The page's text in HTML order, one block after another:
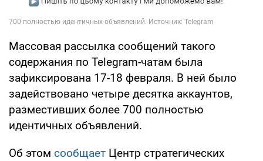
Массовая рассылка сообщений такого
содержания по Telegram-чатам была
зафиксирована 17-18 февраля. В ней было
задействовано четыре десятка аккаунтов,
разместивших более 700 полностью
идентичных объявлений.
Об этом сообщает Центр стратегических